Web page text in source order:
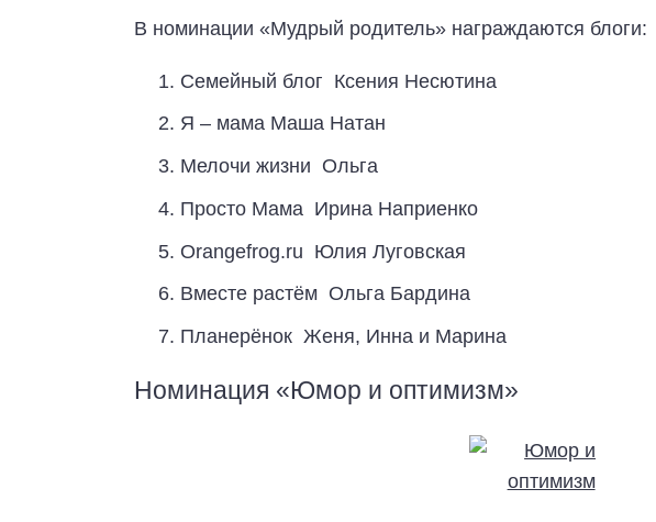
В номинации «Мудрый родитель» награждаются блоги:
Семейный блог Ксения Несютина
Я – мама Маша Натан
Мелочи жизни Ольга
Просто Мама Ирина Наприенко
Orangefrog.ru Юлия Луговская
Вместе растём Ольга Бардина
Планерёнок Женя, Инна и Марина
Номинация «Юмор и оптимизм»